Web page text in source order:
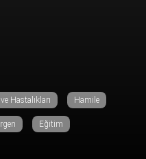
Hastalıkları Hamile
Eğitim